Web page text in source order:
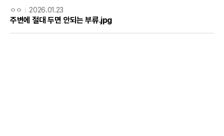
ㅇㅇ 2026.01.23
주변에 절대 두면 안되는 부류.jpg